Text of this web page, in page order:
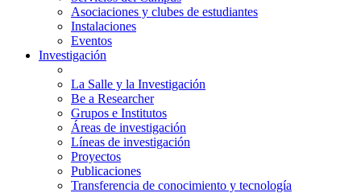
Asociaciones y clubes de estudiantes
Instalaciones
Eventos
Investigación
La Salle y la Investigación
Be a Researcher
Grupos e Institutos
Áreas de investigación
Líneas de investigación
Proyectos
Publicaciones
Transferencia de conocimiento y tecnología